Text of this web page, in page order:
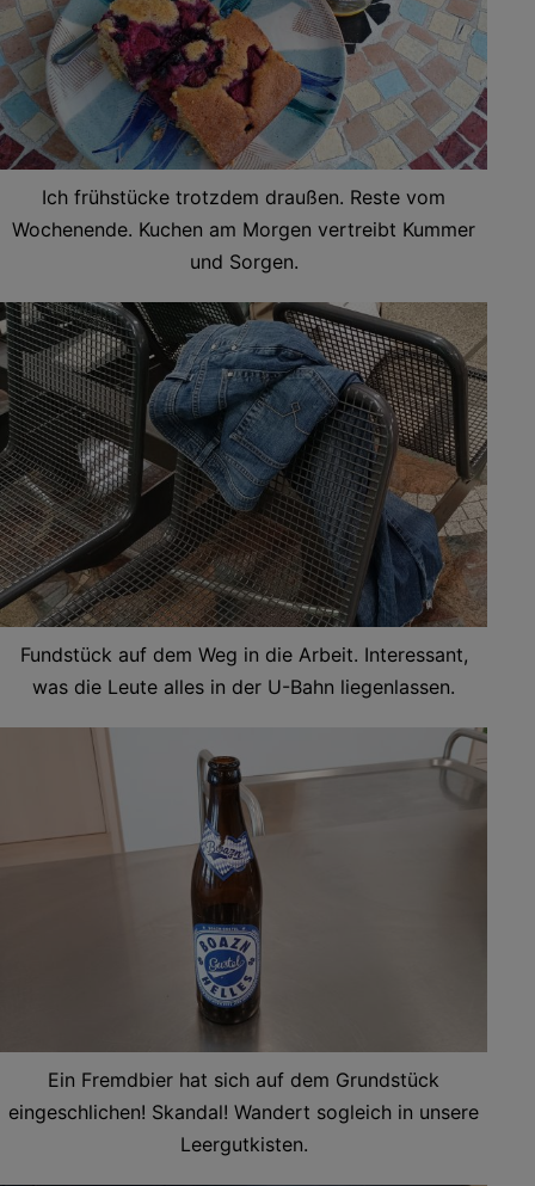
Ich frühstücke trotzdem draußen. Reste vom
Wochenende. Kuchen am Morgen vertreibt Kummer
und Sorgen.
Fundstück auf dem Weg in die Arbeit. Interessant,
was die Leute alles in der U-Bahn liegenlassen.
Ein Fremdbier hat sich auf dem Grundstück
eingeschlichen! Skandal! Wandert sogleich in unsere
Leergutkisten.